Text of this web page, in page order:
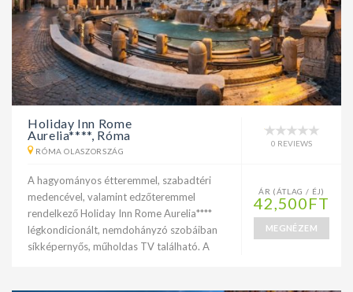
Holiday Inn Rome
Aurelia****, Róma
RÓMA OLASZORSZÁG
0 REVIEWS
A hagyományos étteremmel, szabadtéri
medencével, valamint edzőteremmel
rendelkező Holiday Inn Rome Aurelia****
légkondicionált, nemdohányzó szobáiban
síkképernyős, műholdas TV található. A
ÁR (ÁTLAG / ÉJ)
42,500FT
MEGNÉZEM